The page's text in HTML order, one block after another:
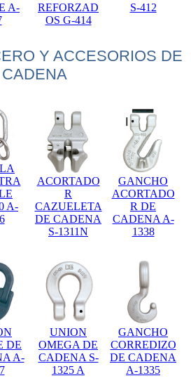
A-
REFORZAD
OS G-414
S-412
Y ACCESORIOS DE
CADENA
A-
ACORTADO
R
CAZUELETA
DE CADENA
S-1311N
GANCHO
ACORTADO
R DE
CADENA A-
1338
DE
A-
UNION
OMEGA DE
CADENA S-
1325 A
GANCHO
CORREDIZO
DE CADENA
A-1335